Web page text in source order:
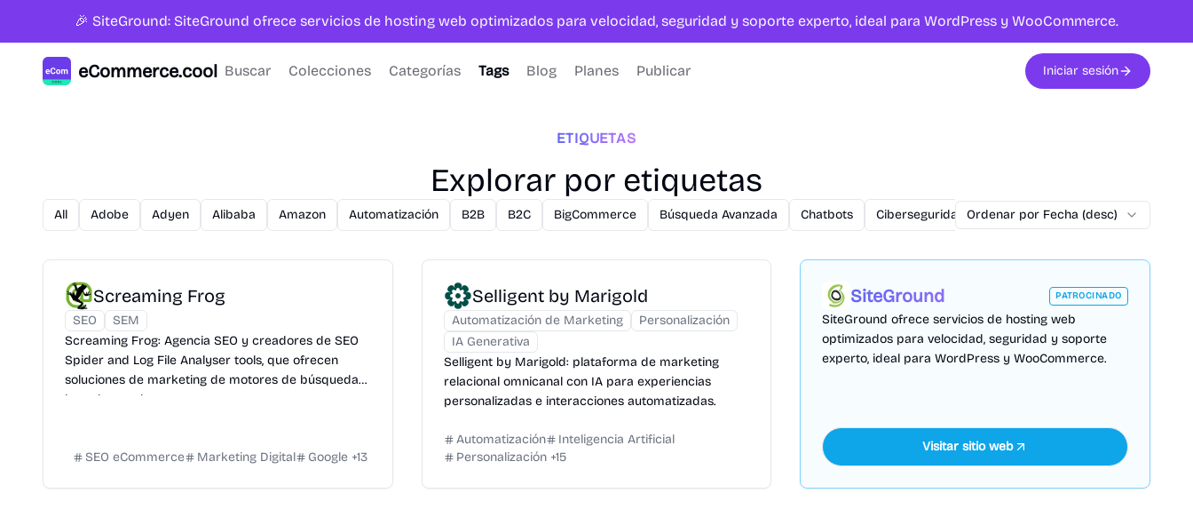
🎉 SiteGround: SiteGround ofrece servicios de hosting web optimizados para velocidad, seguridad y soporte experto, ideal para WordPress y WooCommerce.
eCommerce.cool Buscar Colecciones Categorías Tags Blog Planes Publicar Iniciar sesión
ETIQUETAS
Explorar por etiquetas
All Adobe Adyen Alibaba Amazon Automatización B2B B2C BigCommerce Búsqueda Avanzada Chatbots Ciberseguridad commercetools Conversiones
Ordenar por Fecha (desc)
Screaming Frog
SEO
SEM
Screaming Frog: Agencia SEO y creadores de SEO
Spider and Log File Analyser tools, que ofrecen
soluciones de marketing de motores de búsqueda
basadas en datos.
SEO eCommerce Marketing Digital Google +13
Selligent by Marigold
Automatización de Marketing
Personalización
IA Generativa
Selligent by Marigold: plataforma de marketing
relacional omnicanal con IA para experiencias
personalizadas e interacciones automatizadas.
Automatización
Inteligencia Artificial
Personalización +15
SiteGround PATROCINADO
SiteGround ofrece servicios de hosting web
optimizados para velocidad, seguridad y soporte
experto, ideal para WordPress y WooCommerce.
Visitar sitio web